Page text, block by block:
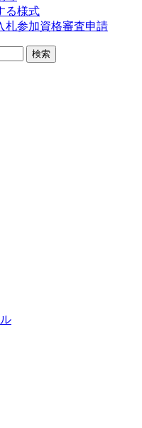
る様式
札参加資格審査申請